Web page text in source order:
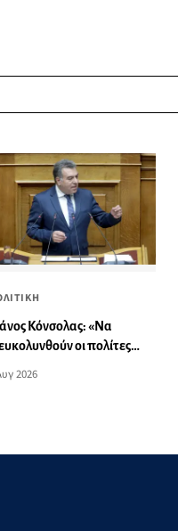
Κόνσολας: «Να
οι πολίτες
σε ισχύ στην
2026